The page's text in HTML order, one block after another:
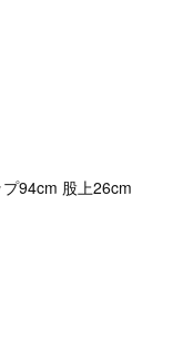
94cm 股上26cm